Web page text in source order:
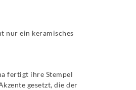
nur ein keramisches
fertigt ihre Stempel
gesetzt, die der